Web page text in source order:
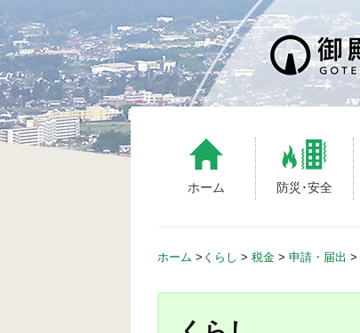
S
k
i
p
t
o
c
ホーム 防災･安全
ホーム > くらし > 税金 > 申請・届出 >